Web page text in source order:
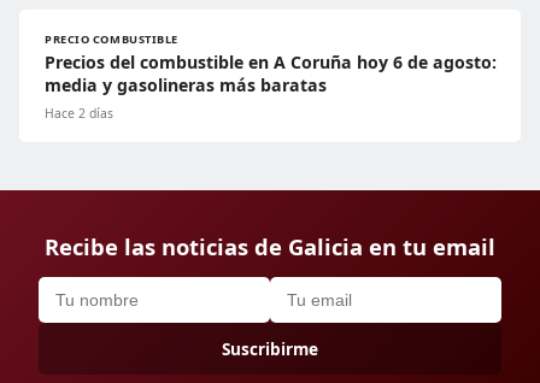
PRECIO COMBUSTIBLE
Precios del combustible en A Coruña hoy 6 de agosto:
media y gasolineras más baratas
Hace 2 días
Recibe las noticias de Galicia en tu email
Suscribirme